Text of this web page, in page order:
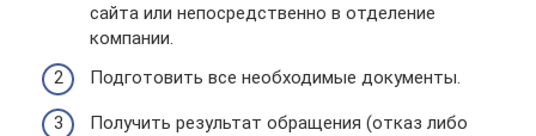
сайта или непосредственно в отделение
компании.
Подготовить все необходимые документы.
Получить результат обращения (отказ либо